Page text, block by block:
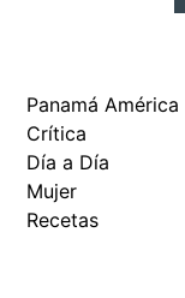
Panamá América
Crítica
Día a Día
Mujer
Recetas